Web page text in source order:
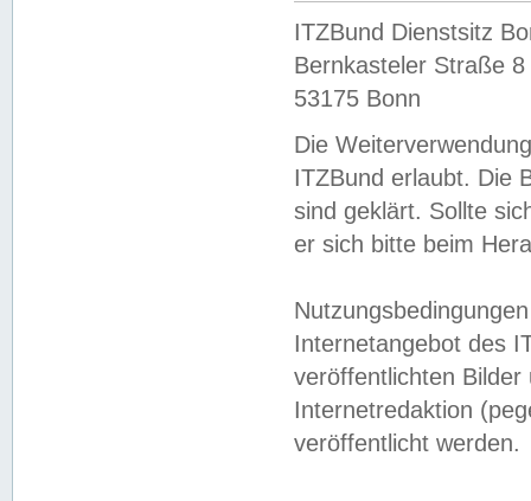
ITZBund Dienstsitz
Bernkasteler Straße 8
53175 Bonn
Die
ITZBund erlaubt. Die
sind geklärt. Sollte
er sich bitte beim
Internetangebot des
veröffentlichten
Internetredaktion
veröffentlicht werden.